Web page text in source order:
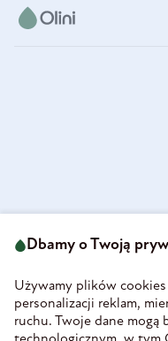
58-160 Świebodzice
REGON 890213034
INFORMACJE
Dbamy o Twoją
Używamy plików cookies
personalizacji reklam,
ruchu. Twoje dane